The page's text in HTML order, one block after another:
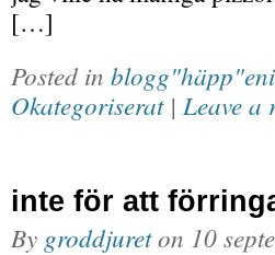
[…]
Posted in
Okategoriserat| Leave a
inte för att
By groddjureton 10